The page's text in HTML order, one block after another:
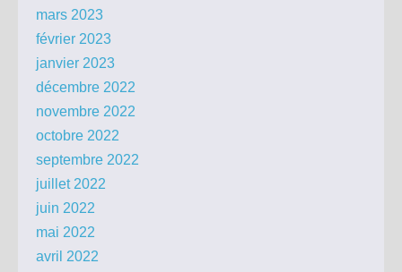
mars 2023
février 2023
janvier 2023
décembre 2022
novembre 2022
octobre 2022
septembre 2022
juillet 2022
juin 2022
mai 2022
avril 2022